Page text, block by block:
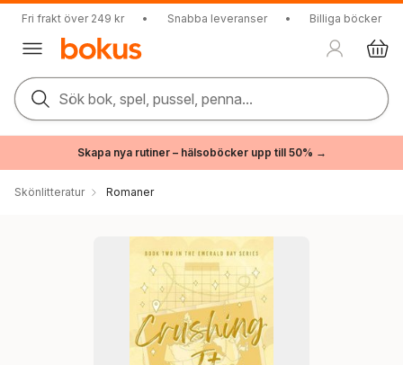
Fri frakt över 249 kr • Snabba leveranser • Billiga böcker
Sök bok, spel, pussel, penna...
Skapa nya rutiner – hälsoböcker upp till 50% →
Skönlitteratur Romaner